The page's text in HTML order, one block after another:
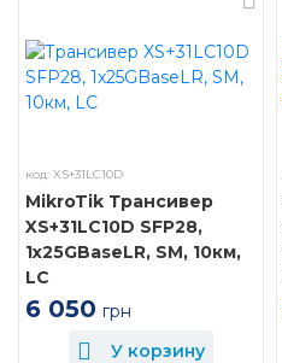
код: XS+31LC10D
MikroTik Трансивер
XS+31LC10D SFP28,
1x25GBaseLR, SM, 10км,
LC
6 050 грн
У корзину